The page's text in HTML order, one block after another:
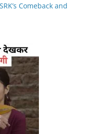
Comeback and